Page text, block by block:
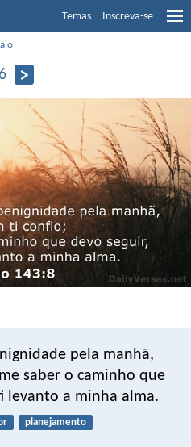
Temas Inscreva-se
pela manhã,
saber o caminho que
levanto a minha alma.
planejamento